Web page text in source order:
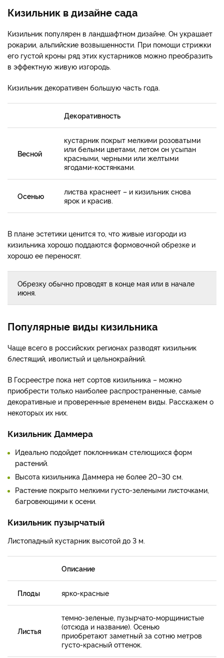
Кизильник в дизайне сада
Кизильник популярен в ландшафтном дизайне. Он украшает
рокарии, альпийские возвышенности. При помощи стрижки
его густой кроны ряд этих кустарников можно преобразить
в эффектную живую изгородь.
Кизильник декоративен большую часть года.
Декоративность
Весной
кустарник покрыт мелкими розоватыми
или белыми цветами, летом он усыпан
красными, черными или желтыми
ягодами-костянками.
Осенью
листва краснеет – и кизильник снова
ярок и красив.
В плане эстетики ценится то, что живые изгороди из
кизильника хорошо поддаются формовочной обрезке и
хорошо ее переносят.
Обрезку обычно проводят в конце мая или в начале
июня.
Популярные виды кизильника
Чаще всего в российских регионах разводят кизильник
блестящий, иволистый и цельнокрайний.
В Госреестре пока нет сортов кизильника – можно
приобрести только наиболее распространенные, самые
декоративные и проверенные временем виды. Расскажем о
некоторых их них.
Кизильник Даммера
Идеально подойдет поклонникам стелющихся форм
растений.
Высота кизильника Даммера не более 20–30 см.
Растение покрыто мелкими густо-зелеными листочками,
багровеющими к осени.
Кизильник пузырчатый
Листопадный кустарник высотой до 3 м.
Описание
Плоды ярко-красные
Листья
темно-зеленые, пузырчато-морщинистые
(отсюда и название). Осенью
приобретают заметный за сотню метров
густо-красный оттенок.